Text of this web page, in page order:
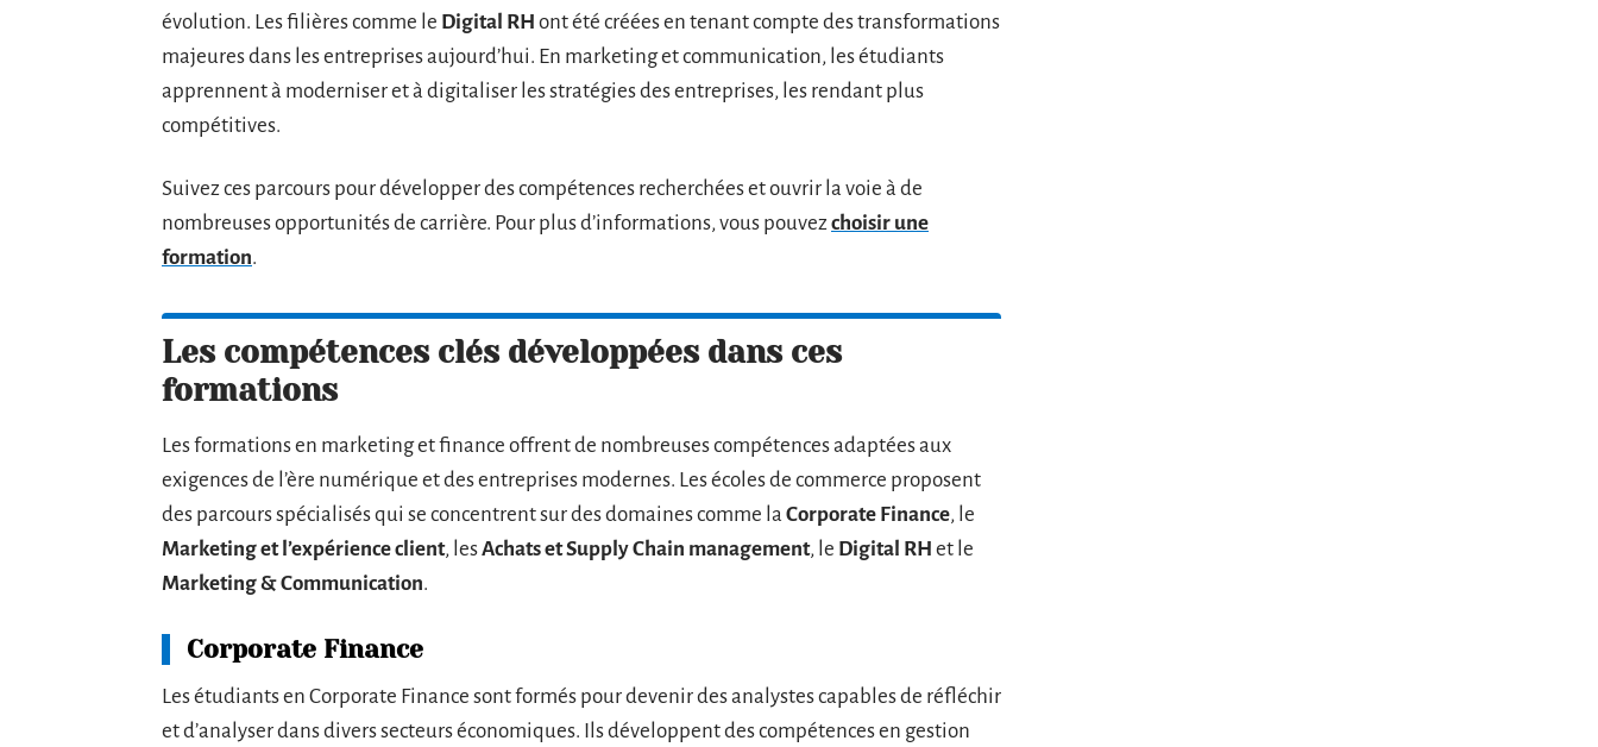
évolution. Les filières comme le Digital RH ont été créées en tenant compte des transformations
majeures dans les entreprises aujourd’hui. En marketing et communication, les étudiants
apprennent à moderniser et à digitaliser les stratégies des entreprises, les rendant plus
compétitives.
Suivez ces parcours pour développer des compétences recherchées et ouvrir la voie à de
nombreuses opportunités de carrière. Pour plus d’informations, vous pouvezchoisir une
formation.
Les compétences clés développées dans ces
formations
Les formations en marketing et finance offrent de nombreuses compétences adaptées aux
exigences de l’ère numérique et des entreprises modernes. Les écoles de commerce proposent
des parcours spécialisés qui se concentrent sur des domaines comme la Corporate Finance, le
Marketing et l’expérience client, lesAchats et Supply Chain management, le Digital RH et le
Marketing & Communication.
Corporate Finance
Les étudiants en Corporate Finance sont formés pour devenir des analystes capables de réfléchir
et d’analyser dans divers secteurs économiques. Ils développent des compétences en gestion